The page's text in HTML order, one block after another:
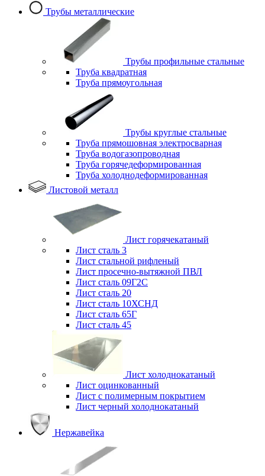
Трубы металлические
Трубы профильные стальные
Труба квадратная
Труба прямоугольная
Трубы круглые стальные
Труба прямошовная электросварная
Труба водогазопроводная
Труба горячедеформированная
Труба холоднодеформированная
Листовой металл
Лист горячекатаный
Лист сталь 3
Лист стальной рифленый
Лист просечно-вытяжной ПВЛ
Лист сталь 09Г2С
Лист сталь 20
Лист сталь 10ХСНД
Лист сталь 65Г
Лист сталь 45
Лист холоднокатаный
Лист оцинкованный
Лист с полимерным покрытием
Лист черный холоднокатаный
Нержавейка